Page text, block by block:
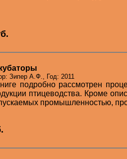
Зипер А.Ф., Год: 2011
подробно рассмотрен
птицеводства. Кроме
промышленностью,